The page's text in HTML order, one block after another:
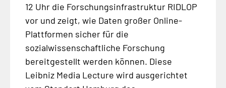
12 Uhr die Forschungsinfrastruktur RIDLOP
vor und zeigt, wie Daten großer Online-
Plattformen sicher für die
sozialwissenschaftliche Forschung
bereitgestellt werden können. Diese
Leibniz Media Lecture wird ausgerichtet